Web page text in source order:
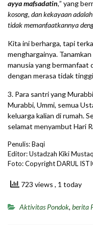
ayya mafsadatin,” yang
kosong, dan kekayaan
tidak memanfaatkannya
Kita ini berharga, tapi
menghargainya.
manusia yang bermanfaat
dengan merasa tidak
3. Para santri yang
Murabbi, Ummi, semua
keluarga kalian di rumah.
selamat menyambut Hari
Penulis: Baqi
Editor: Ustadzah Kiki
Foto: Copyright DARUL
723 views , 1 today
Aktivitas Pondok, berita